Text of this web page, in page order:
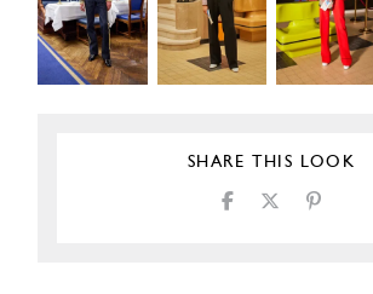
SHARE THIS LOOK